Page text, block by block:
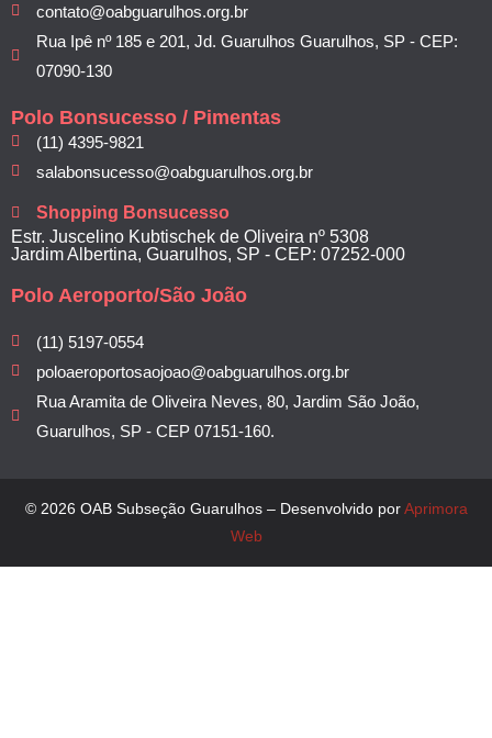
contato@oabguarulhos.org.br
Rua Ipê nº 185 e 201, Jd. Guarulhos Guarulhos, SP - CEP:
07090-130
Polo Bonsucesso / Pimentas
(11) 4395-9821
salabonsucesso@oabguarulhos.org.br
Shopping Bonsucesso
Estr. Juscelino Kubtischek de Oliveira nº 5308
Jardim Albertina, Guarulhos, SP - CEP: 07252-000
Polo Aeroporto/São João
(11) 5197-0554
poloaeroportosaojoao@oabguarulhos.org.br
Rua Aramita de Oliveira Neves, 80, Jardim São João,
Guarulhos, SP - CEP 07151-160.
© 2026 OAB Subseção Guarulhos – Desenvolvido porAprimora
Web